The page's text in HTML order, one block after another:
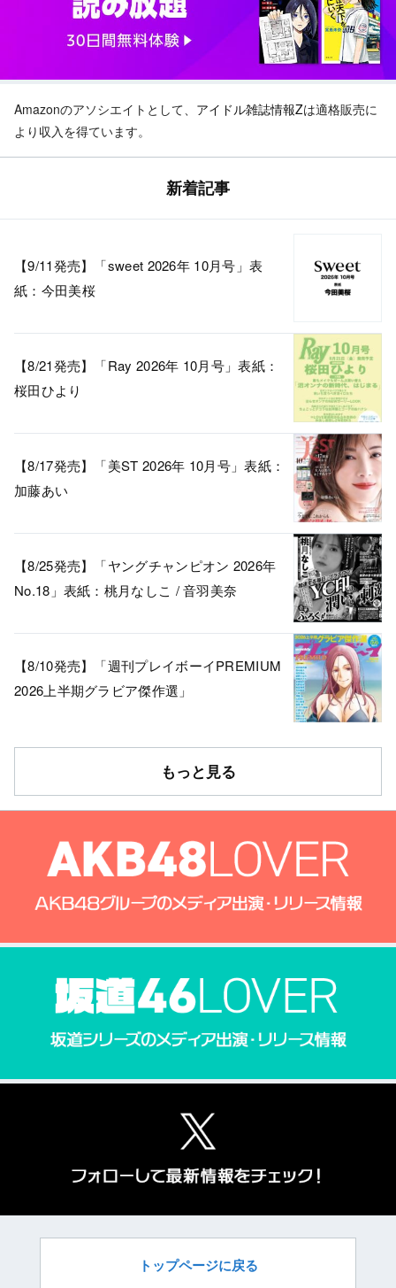
Amazonのアソシエイトとして、 アイドル雑誌情報Zは適格販売に
より収入を得ています。
新着記事
【9/11発売】「sweet 2026年 10月号」表
紙：今田美桜
【8/21発売】「Ray 2026年 10月号」表紙：
桜田ひより
【8/17発売】「美ST 2026年 10月号」表紙：
加藤あい
【8/25発売】「ヤングチャンピオン 2026年
No.18」表紙：桃月なしこ / 音羽美奈
【8/10発売】「週刊プレイボーイPREMIUM
2026上半期グラビア傑作選」
もっと見る
トップページに戻る